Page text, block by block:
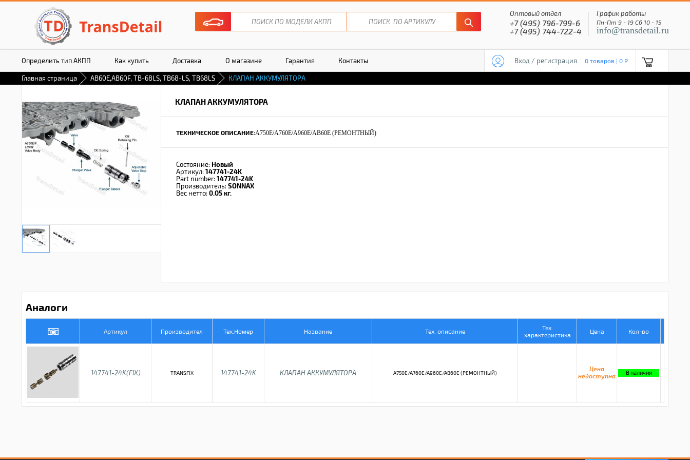
Оптовый отдел
+7 (495) 796-799-6
+7 (495) 744-722-4
График работы
Пн-Пт 9 - 19 Сб 10 - 15
info@transdetail.ru
Определить тип АКПП Как купить Доставка О магазине Гарантия Контакты Вход / регистрация 0 товаров | 0 P
Главная страница AB60E,AB60F, TB-68LS, TB68-LS, TB68LS КЛАПАН АККУМУЛЯТОРА
КЛАПАН АККУМУЛЯТОРА
ТЕХНИЧЕСКОЕ ОПИСАНИЕ:A750E/A760E/A960E/AB60E (РЕМОНТНЫЙ)
Состояние: Новый
Артикул: 147741-24K
Part number: 147741-24K
Производитель: SONNAX
Вес нетто: 0.05 кг.
Аналоги
Артикул Производител Тех.Номер Название Тех. описание
Тех.
характеристика
Цена Кол-во
147741-24K(FIX) TRANSFIX 147741-24K КЛАПАН АККУМУЛЯТОРА A750E/A760E/A960E/AB60E (РЕМОНТНЫЙ)
Цена
недоступна
В наличии